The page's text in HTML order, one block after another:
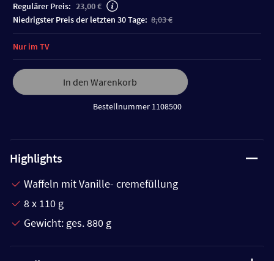
Regulärer Preis: 23,00 €
niedrigster Preis der letzten 30 Tage: 8,03 €
In den Warenkorb
Bestellnummer 1108500
Nur im TV
Highlights
Waffeln mit Vanille- cremefüllung
8 x 110 g
Gewicht: ges. 880 g